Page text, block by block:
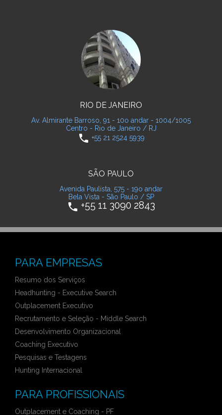
RIO DE JANEIRO
Av. Almirante Barroso, 91 - 10o andar - 1004/1005
Centro - Rio de Janeiro / RJ
phone +55 21 2524 5939
SÃO PAULO
Avenida Paulista, 575 - 19o andar
Bela Vista - São Paulo / SP
phone +55 11 3090 2843
PARA EMPRESAS
Resumo dos Serviços
Headhunting - Executive Search
Outplacement Executivo
Recrutamento e Seleção - Middle Search
Desenvolvimento Organizacional
Coaching Executivo
Pesquisas e Testagens
Hunting Internacional
PARA PROFISSIONAIS
Outplacement e Coaching - PF